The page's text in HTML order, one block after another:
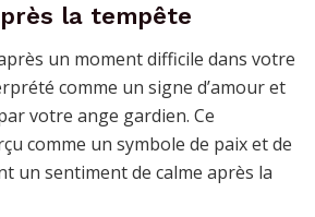
la tempête
un moment difficile dans votre
comme un signe d’amour et
votre ange gardien. Ce
comme un symbole de paix et de
un sentiment de calme après la